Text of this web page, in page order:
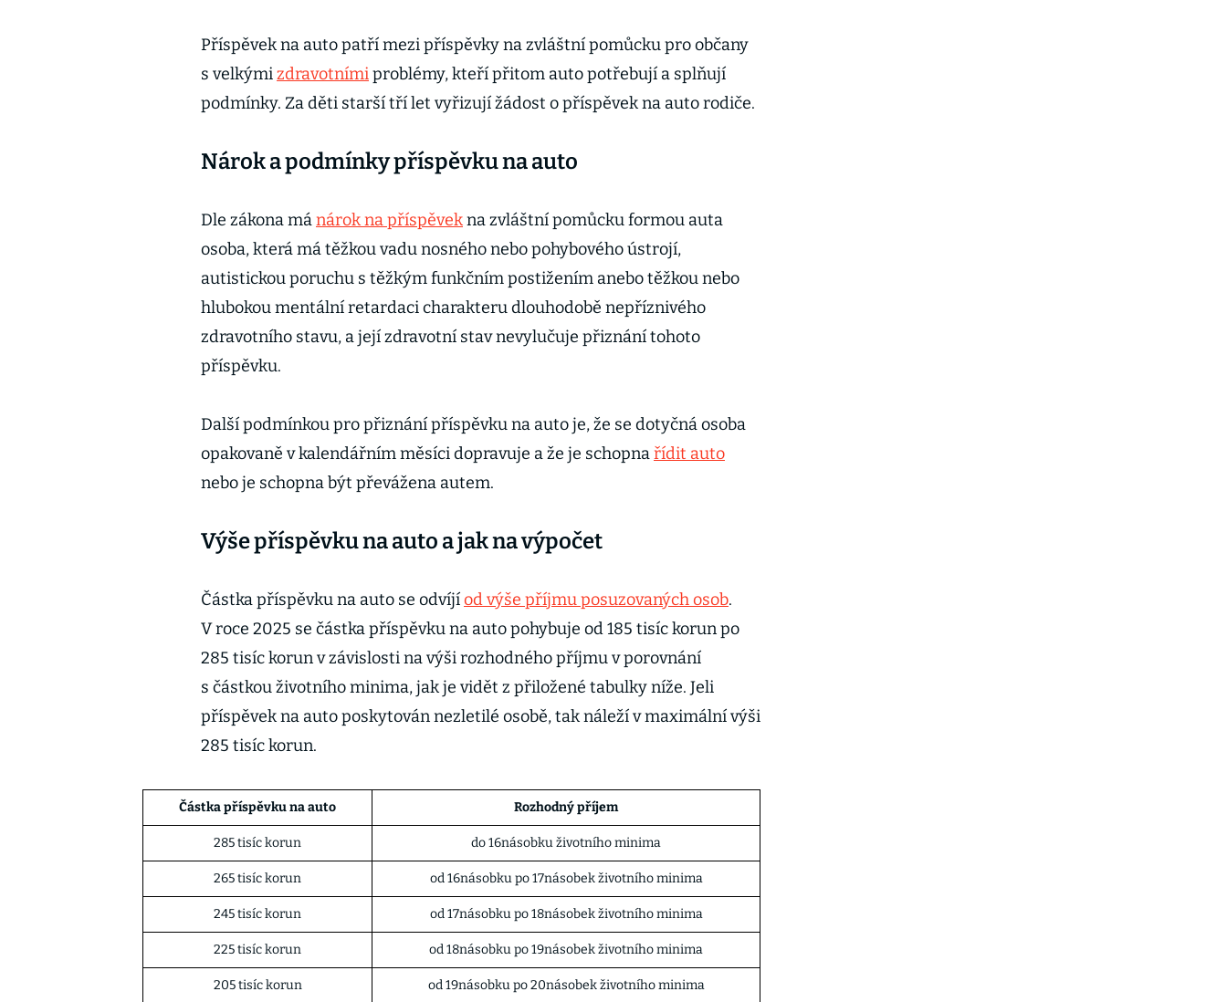
Příspěvek na auto patří mezi příspěvky na zvláštní pomůcku pro občany
s velkýmizdravotnímiproblémy, kteří přitom auto potřebují a splňují
podmínky. Za děti starší tří let vyřizují žádost o příspěvek na auto rodiče.
Nárok a podmínky příspěvku na auto
Dle zákona mánárok na příspěvekna zvláštní pomůcku formou auta
osoba, která má těžkou vadu nosného nebo pohybového ústrojí,
autistickou poruchu s těžkým funkčním postižením anebo těžkou nebo
hlubokou mentální retardaci charakteru dlouhodobě nepříznivého
zdravotního stavu, a její zdravotní stav nevylučuje přiznání tohoto
příspěvku.
Další podmínkou pro přiznání příspěvku na auto je, že se dotyčná osoba
opakovaně v kalendářním měsíci dopravuje a že je schopnařídit auto
nebo je schopna být převážena autem.
Výše příspěvku na auto a jak na výpočet
Částka příspěvku na auto se odvíjíod výše příjmu posuzovaných osob.
V roce 2025 se částka příspěvku na auto pohybuje od 185 tisíc korun po
285 tisíc korun v závislosti na výši rozhodného příjmu v porovnání
s částkou životního minima, jak je vidět z přiložené tabulky níže. Jeli
příspěvek na auto poskytován nezletilé osobě, tak náleží v maximální výši
285 tisíc korun.
Částka příspěvku na auto Rozhodný příjem
285 tisíc korun do 16násobku životního minima
265 tisíc korun od 16násobku po 17násobek životního minima
245 tisíc korun od 17násobku po 18násobek životního minima
225 tisíc korun od 18násobku po 19násobek životního minima
205 tisíc korun od 19násobku po 20násobek životního minima